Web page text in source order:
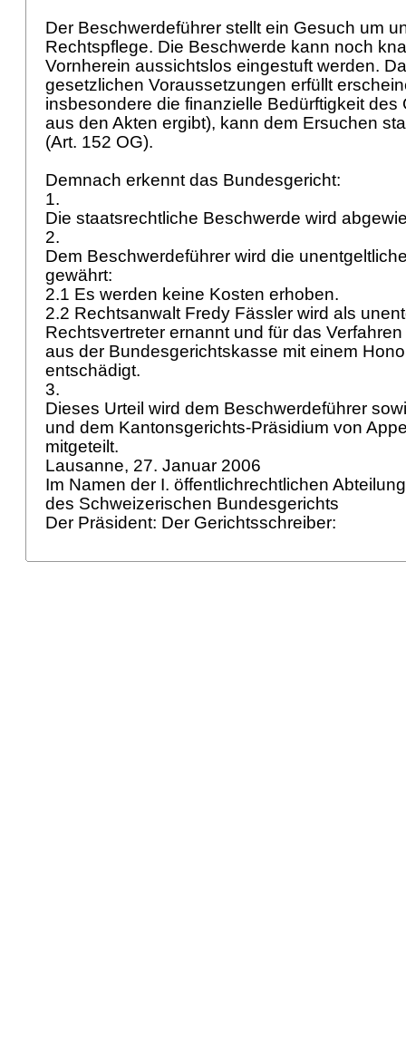
Der Beschwerdeführer stellt ein Gesuch um
Rechtspflege. Die Beschwerde kann noch
Vornherein aussichtslos eingestuft werden.
gesetzlichen Voraussetzungen erfüllt
insbesondere die finanzielle Bedürftigkeit des
aus den Akten ergibt), kann dem Ersuchen
(Art. 152 OG).
Demnach erkennt das Bundesgericht:
1.
Die staatsrechtliche Beschwerde wird
2.
Dem Beschwerdeführer wird die
gewährt:
2.1 Es werden keine Kosten erhoben.
2.2 Rechtsanwalt Fredy Fässler wird als
Rechtsvertreter ernannt und für das
aus der Bundesgerichtskasse mit einem
entschädigt.
3.
Dieses Urteil wird dem Beschwerdeführer
und dem Kantonsgerichts-Präsidium von
mitgeteilt.
Lausanne, 27. Januar 2006
Im Namen der I. öffentlichrechtlichen
des Schweizerischen Bundesgerichts
Der Präsident: Der Gerichtsschreiber: